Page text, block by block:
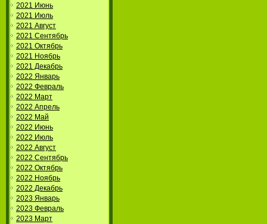
2021 Июнь
2021 Июль
2021 Август
2021 Сентябрь
2021 Октябрь
2021 Ноябрь
2021 Декабрь
2022 Январь
2022 Февраль
2022 Март
2022 Апрель
2022 Май
2022 Июнь
2022 Июль
2022 Август
2022 Сентябрь
2022 Октябрь
2022 Ноябрь
2022 Декабрь
2023 Январь
2023 Февраль
2023 Март